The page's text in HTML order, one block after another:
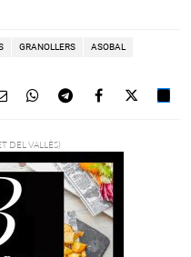
GRANOLLERS ASOBAL